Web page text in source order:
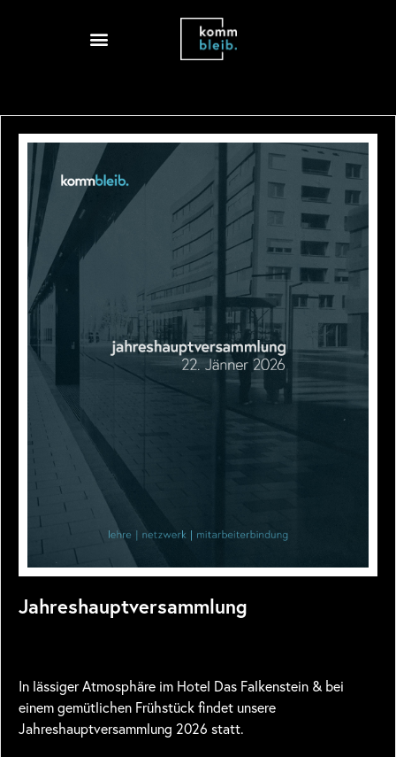
Jahreshauptversammlung
In lässiger Atmosphäre im Hotel Das Falkenstein & bei
einem gemütlichen Frühstück findet unsere
Jahreshauptversammlung 2026 statt.